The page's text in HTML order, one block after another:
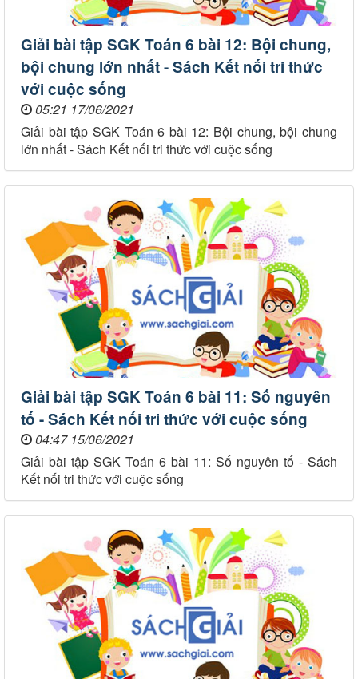
Giải bài tập SGK Toán 6 bài 12: Bội chung,
bội chung lớn nhất - Sách Kết nối tri thức
với cuộc sống
05:21 17/06/2021
Giải bài tập SGK Toán 6 bài 12: Bội chung, bội chung
lớn nhất - Sách Kết nối tri thức với cuộc sống
Giải bài tập SGK Toán 6 bài 11: Số nguyên
tố - Sách Kết nối tri thức với cuộc sống
04:47 15/06/2021
Giải bài tập SGK Toán 6 bài 11: Số nguyên tố - Sách
Kết nối tri thức với cuộc sống